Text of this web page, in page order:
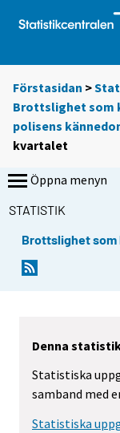
Förstasidan >
Brottslighet som
polisens
kvartalet
Öppna menyn
STATISTIK
Brottslighet som
Denna
Statistiska
samband med
Statistiska